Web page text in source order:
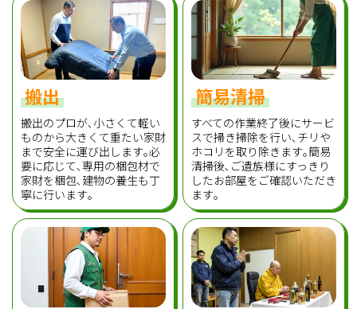
搬出
搬出のプロが､小さくて軽い
ものから大きくて重たい家財
まで安全に運び出します｡必
要に応じて､専用の梱包材で
家財を梱包､建物の養生も丁
寧に行います｡
簡易清掃
すべての作業終了後にサービ
スで掃き掃除を行い､チリや
ホコリを取り除きます｡簡易
清掃後､ご遺族様にすっきり
したお部屋をご確認いただき
ます｡